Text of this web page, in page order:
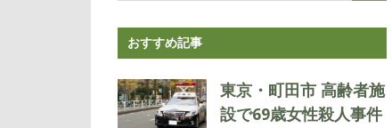
おすすめ記事
東京・町田市 高齢者施
設で69歳女性殺人事件